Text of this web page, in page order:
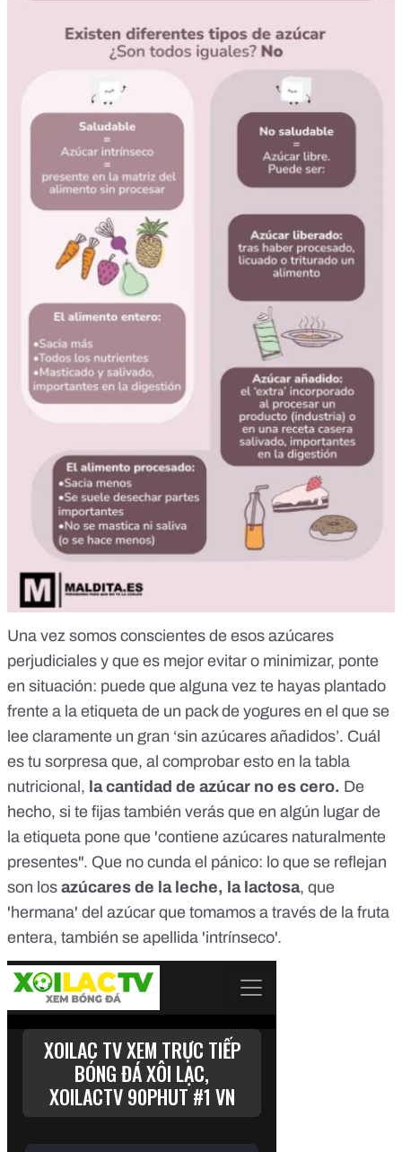
Una vez somos conscientes de esos azúcares
perjudiciales y que es mejor evitar o minimizar, ponte
en situación: puede que alguna vez te hayas plantado
frente a la etiqueta de un pack de yogures en el que se
lee claramente un gran ‘sin azúcares añadidos’. Cuál
es tu sorpresa que, al comprobar esto en la tabla
nutricional, la cantidad de azúcar no es cero. De
hecho, si te fijas también verás que en algún lugar de
la etiqueta pone que 'contiene azúcares naturalmente
presentes". Que no cunda el pánico: lo que se reflejan
son los azúcares de la leche, la lactosa, que
'hermana' del azúcar que tomamos a través de la fruta
entera, también se apellida 'intrínseco'.